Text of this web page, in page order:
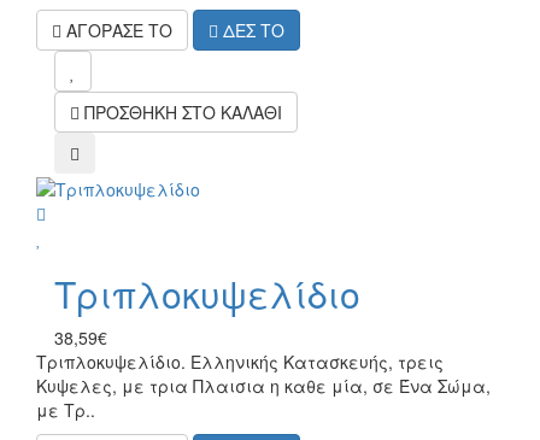
ΑΓΟΡΑΣΕ ΤΟ
ΔΕΣ ΤΟ
ΠΡΟΣΘΗΚΗ ΣΤΟ ΚΑΛΑΘΙ
compare
Τριπλοκυψελίδιο
38,59€
Τριπλοκυψελίδιο. Ελληνικής Κατασκευής, τρεις
Κυψελες, με τρια Πλαισια η καθε μία, σε Ένα Σώμα,
με Τρ..